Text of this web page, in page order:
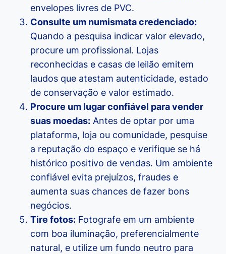
envelopes livres de PVC.
Consulte um numismata credenciado:
Quando a pesquisa indicar valor elevado,
procure um profissional. Lojas
reconhecidas e casas de leilão emitem
laudos que atestam autenticidade, estado
de conservação e valor estimado.
Procure um lugar confiável para vender
suas moedas: Antes de optar por uma
plataforma, loja ou comunidade, pesquise
a reputação do espaço e verifique se há
histórico positivo de vendas. Um ambiente
confiável evita prejuízos, fraudes e
aumenta suas chances de fazer bons
negócios.
Tire fotos: Fotografe em um ambiente
com boa iluminação, preferencialmente
natural, e utilize um fundo neutro para